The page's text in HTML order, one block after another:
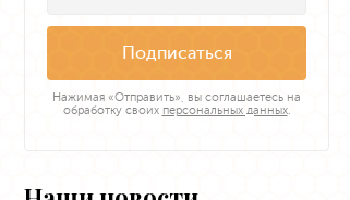
Подписаться
Нажимая «Отправить», вы соглашаетесь на
обработку своих персональных данных.